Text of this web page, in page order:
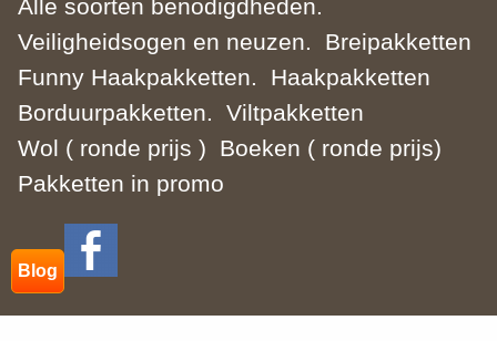
Alle soorten benodigdheden.
Veiligheidsogen en neuzen.
Breipakketten
Funny Haakpakketten.
Haakpakketten
Borduurpakketten.
Viltpakketten
Wol ( ronde prijs )
Boeken ( ronde prijs)
Pakketten in promo
Blog